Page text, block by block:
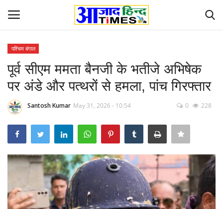
Home
ओडिशा
Contact
देश-विदेश
छत्तीसगढ़ राज्य
पश्चिम बंगाल
पूर्व सीएम ममता बैनजी के भतीजे अभिषेक
पर अंडे और पत्थरों से हमला, पांच गिरफ्तार
Santosh Kumar May 31, 2026 - 10:54 0 228